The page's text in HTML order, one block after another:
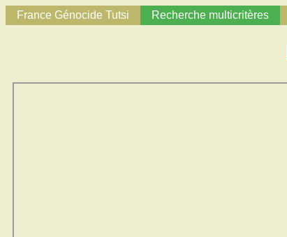
France Génocide Tutsi Recherche multicritères